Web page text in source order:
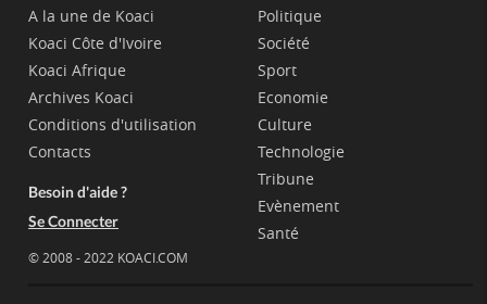
A la une de Koaci
Koaci Côte d'Ivoire
Koaci Afrique
Archives Koaci
Conditions d'utilisation
Contacts
Besoin d'aide ?
Se Connecter
© 2008 - 2022 KOACI.COM
Politique
Société
Sport
Economie
Culture
Technologie
Tribune
Evènement
Santé